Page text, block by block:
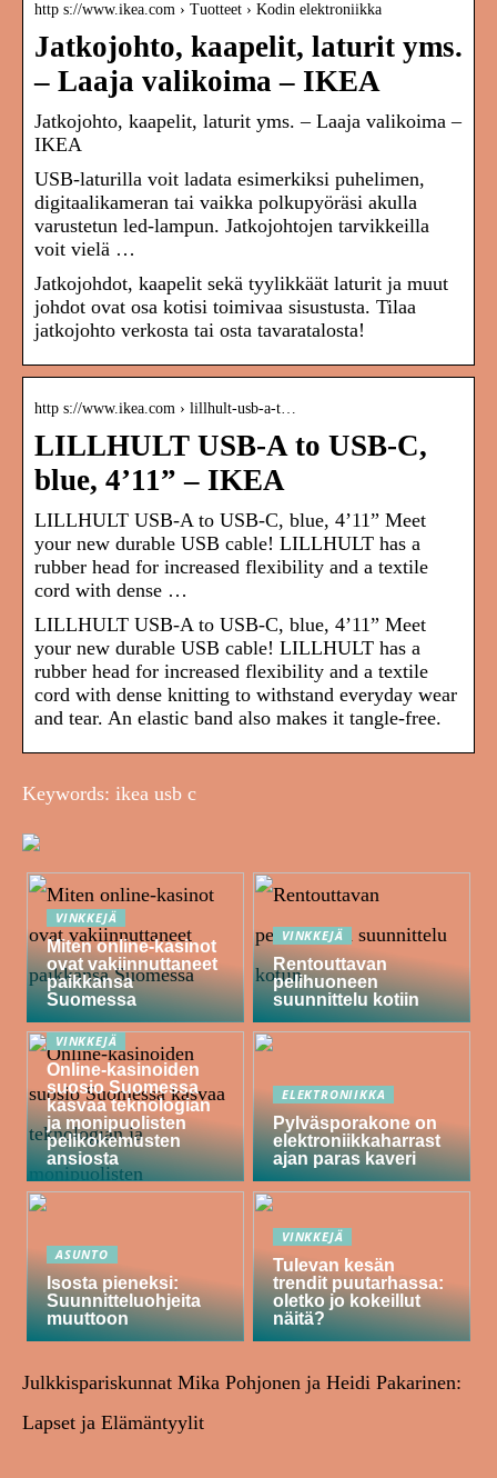
http s://www.ikea.com › Tuotteet › Kodin elektroniikka
Jatkojohto, kaapelit, laturit yms.
– Laaja valikoima – IKEA
Jatkojohto, kaapelit, laturit yms. – Laaja valikoima –
IKEA
USB-laturilla voit ladata esimerkiksi puhelimen,
digitaalikameran tai vaikka polkupyöräsi akulla
varustetun led-lampun. Jatkojohtojen tarvikkeilla
voit vielä …
Jatkojohdot, kaapelit sekä tyylikkäät laturit ja muut
johdot ovat osa kotisi toimivaa sisustusta. Tilaa
jatkojohto verkosta tai osta tavaratalosta!
http s://www.ikea.com › lillhult-usb-a-t…
LILLHULT USB-A to USB-C,
blue, 4’11” – IKEA
LILLHULT USB-A to USB-C, blue, 4’11” Meet
your new durable USB cable! LILLHULT has a
rubber head for increased flexibility and a textile
cord with dense …
LILLHULT USB-A to USB-C, blue, 4’11” Meet
your new durable USB cable! LILLHULT has a
rubber head for increased flexibility and a textile
cord with dense knitting to withstand everyday wear
and tear. An elastic band also makes it tangle-free.
Keywords: ikea usb c
VINKKEJÄ
Miten online-kasinot
ovat vakiinnuttaneet
paikkansa
Suomessa
VINKKEJÄ
Rentouttavan
pelihuoneen
suunnittelu kotiin
VINKKEJÄ
Online-kasinoiden
suosio Suomessa
kasvaa teknologian
ja monipuolisten
pelikokemusten
ansiosta
ELEKTRONIIKKA
Pylväsporakone on
elektroniikkaharrast
ajan paras kaveri
ASUNTO
Isosta pieneksi:
Suunnitteluohjeita
muuttoon
VINKKEJÄ
Tulevan kesän
trendit puutarhassa:
oletko jo kokeillut
näitä?
Julkkispariskunnat Mika Pohjonen ja Heidi Pakarinen:
Lapset ja Elämäntyylit